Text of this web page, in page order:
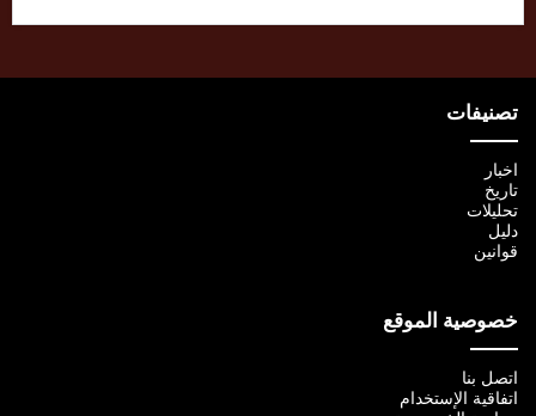
تصنيفات
اخبار
تاريخ
تحليلات
دليل
قوانين
خصوصية الموقع
اتصل بنا
اتفاقية الإستخدام